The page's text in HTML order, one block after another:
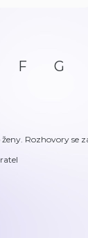
F G
Rozhovory se